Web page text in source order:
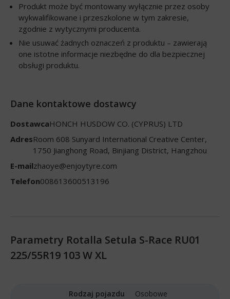
Produkt może być montowany wyłącznie przez osoby
wykwalifikowane i przeszkolone w tym zakresie,
zgodnie z wytycznymi producenta.
Nie usuwać żadnych oznaczeń z produktu – zawierają
one istotne informacje niezbędne do dla bezpiecznej
obsługi produktu.
Dane kontaktowe dostawcy
DostawcaHONCH HUSDOW CO. (CYPRUS) LTD
AdresRoom 608 Sunyard International Creative Center,
1750 Jianghong Road, Binjiang District, Hangzhou
E-mailzhaoye@enjoytyre.com
Telefon008613600513196
Parametry Rotalla Setula S-Race RU01
225/55R19 103 W XL
Rodzaj pojazdu
Osobowe